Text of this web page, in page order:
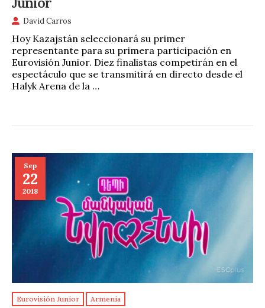
David Carros
Hoy Kazajstán seleccionará su primer
representante para su primera participación en
Eurovisión Junior. Diez finalistas competirán en el
espectáculo que se transmitirá en directo desde el
Halyk Arena de la …
Sep
22
2018
Eurovisión Junior Armenia